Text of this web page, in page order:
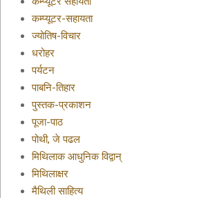
कम्प्यूटर-सहायता
ज्योतिष-विचार
धरोहर
पर्यटन
पाबनि-तिहार
पुस्तक-प्रकाशन
पूजा-पाठ
पोथी, जे पढल
मिथिलाक आधुनिक विद्वान्
मिथिलाक्षर
मैथिली साहित्य